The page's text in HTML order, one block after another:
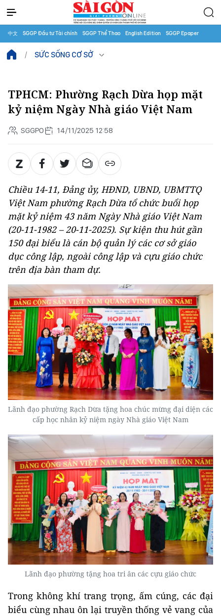
中文 SGGP Đầu tư Tài chính SGGP Thể Thao English Edition SGGP Epaper
SỨC SỐNG CƠ SỞ
TPHCM: Phường Rạch Dừa họp mặt
kỷ niệm Ngày Nhà giáo Việt Nam
SGGPO 14/11/2025 12:58
Chiều 14-11, Đảng ủy, HĐND, UBND, UBMTTQ
Việt Nam phường Rạch Dừa tổ chức buổi họp
mặt kỷ niệm 43 năm Ngày Nhà giáo Việt Nam
(20-11-1982 – 20-11-2025). Sự kiện thu hút gần
150 đại biểu là cán bộ quản lý các cơ sở giáo
dục công lập, ngoài công lập và cựu giáo chức
trên địa bàn tham dự.
Lãnh đạo phường Rạch Dừa tặng hoa chúc mừng đại diện các
cấp học nhân kỷ niệm ngày Nhà giáo Việt Nam
Lãnh đạo phường tặng hoa tri ân các cựu giáo chức
Trong không khí trang trọng, ấm cúng, các đại
biểu cùng nhau ôn lại truyền thống vẻ vang của